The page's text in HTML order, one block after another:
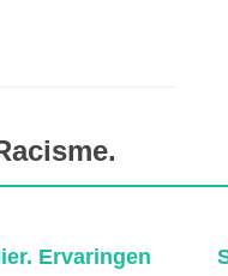
Ervaringen